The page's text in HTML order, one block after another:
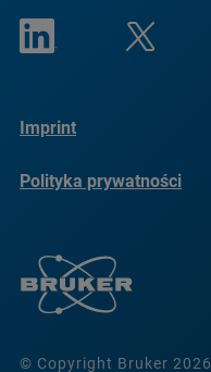
© Copyright Bruker 2026
Imprint
Polityka prywatności